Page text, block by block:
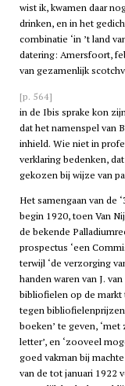
wist ik, kwamen daar
drinken, en in het
combinatie ‘in ’t land
datering: Amersfoort,
van gezamenlijk
[p. 564]
in de Ibis sprake kon
dat het namenspel van
inhield. Wie niet in
verklaring bedenken,
gekozen bij wijze van
Het samengaan van de
begin 1920, toen Van
de bekende
prospectus ‘een
terwijl ‘de verzorging
handen waren van J.
bibliofielen op de markt
tegen bibliofielenprijzen
boeken’ te geven,
letter’, en ‘zooveel
goed vakman bij
van de tot januari 1922